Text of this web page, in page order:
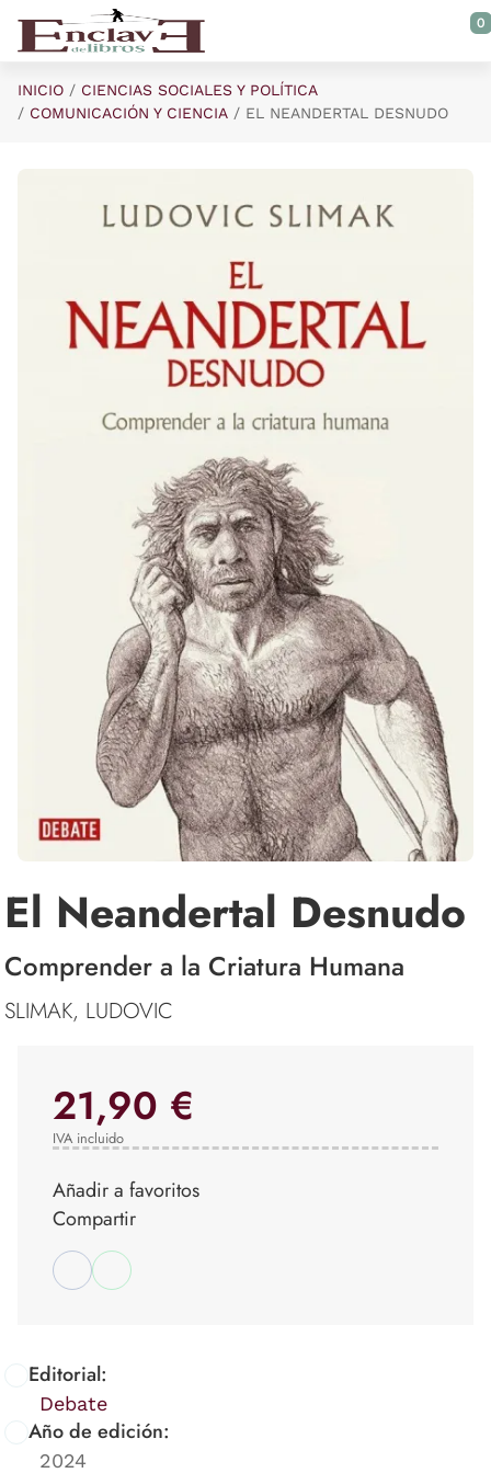
Saltar al contenido principal
0
INICIO
CIENCIAS SOCIALES Y POLÍTICA
COMUNICACIÓN Y CIENCIA
EL NEANDERTAL DESNUDO
El Neandertal Desnudo
Comprender a la Criatura Humana
SLIMAK, LUDOVIC
Editorial:
Debate
Año de edición:
2024
21,90 €
IVA incluido
Añadir a favoritos
Compartir